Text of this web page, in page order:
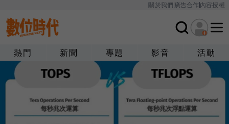
關於我們廣告合作內容授權
熱門 新聞 專題 影音 活動